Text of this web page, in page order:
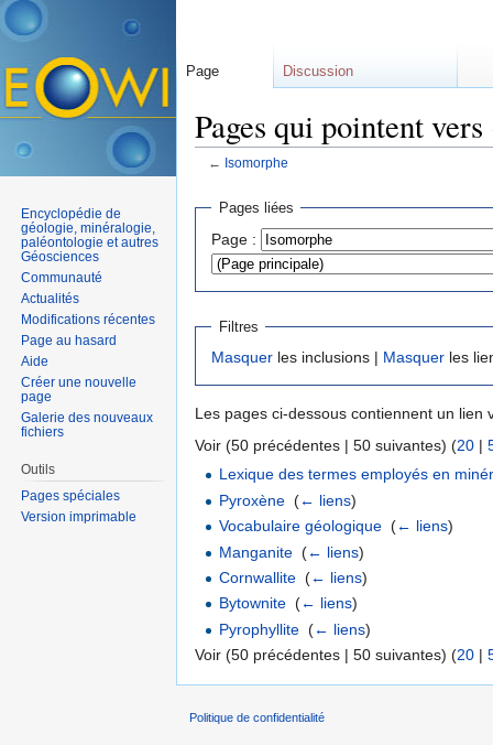
Pages qui pointent
← Isomorphe
Pages liées
Page :
Filtres
Masquer les inclusions | Masquer les
Les pages ci-dessous contiennent un lien
Voir (50 précédentes | 50 suivantes) (20 |
Lexique des termes employés en
Pyroxène ‎(← liens)
Vocabulaire géologique ‎(← liens)
Manganite ‎(← liens)
Cornwallite ‎(← liens)
Bytownite ‎(← liens)
Pyrophyllite ‎(← liens)
Voir (50 précédentes | 50 suivantes) (20 |
Page Discussion
Encyclopédie de
géologie, minéralogie,
paléontologie et autres
Géosciences
Communauté
Actualités
Modifications récentes
Page au hasard
Aide
Créer une nouvelle
page
Galerie des nouveaux
fichiers
Outils
Pages spéciales
Version imprimable
Politique de confidentialité